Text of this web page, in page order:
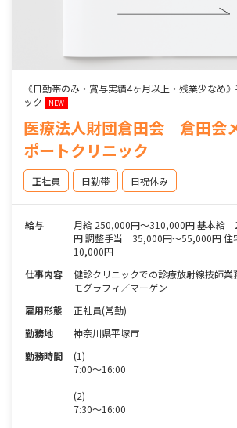
《日勤帯のみ・賞与実績4ヶ月以上・残業少なめ
ック
NEW
医療法人財団倉田会 倉田会
ポートクリニック
正社員 日勤帯 日祝休み
給与
月給 250,000円〜310,000円 基本給
円 調整手当 35,000円～55,000円
10,000円
仕事内容
健診クリニックでの診療放射線技師業
モグラフィ／マーゲン
雇用形態
正社員(常勤)
勤務地
神奈川県平塚市
勤務時間
(1)
7:00～16:00
(2)
7:30～16:00